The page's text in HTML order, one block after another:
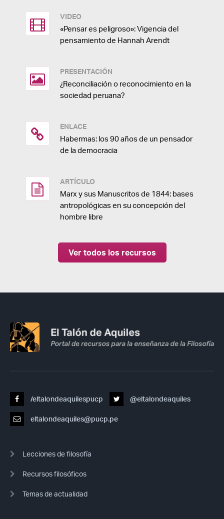
VIDEO
«Pensar es peligroso»: Vigencia del
pensamiento de Hannah Arendt
PRESENTACIÓN
¿Reconciliación o reconocimiento en la
sociedad peruana?
ENLACE
Habermas: los 90 años de un pensador
de la democracia
ARTÍCULO
Marx y sus Manuscritos de 1844: bases
antropológicas en su concepción del
hombre libre
Ver todos los recursos
/eltalondeaquilespucp @eltalondeaquiles
eltalondeaquiles@pucp.pe
Lecciones de filosofía
Recursos filosóficos
Temas de actualidad